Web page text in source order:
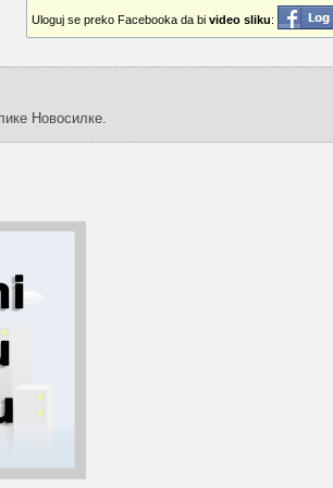
Uloguj se preko Facebooka da bi video sliku:
Новосилке.